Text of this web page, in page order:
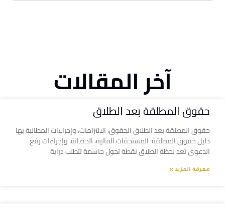
آخر المقالات
حقوق المطلقة بعد الطلاق
حقوق المطلقة بعد الطلاق الحقوق، الالتزامات، وإجراءات المطالبة بها
دليل حقوق المطلقة: المستحقات المالية، الحضانة، وإجراءات رفع
الدعوى تعد لحظة الطلاق نقطة تحول حاسمة تتطلب دراية
معرفة المزيد »